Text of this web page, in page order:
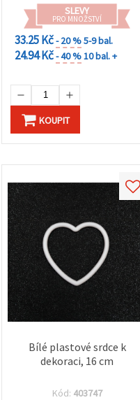
"Uložit"
Přijmout
Nastavení
SLEVY
PRO MNOŽSTVÍ
33.25 Kč- 20 %5-9 bal.
24.94 Kč- 40 %10 bal. +
KOUPIT
Bílé plastové srdce k
dekoraci, 16 cm
Kód: 403747